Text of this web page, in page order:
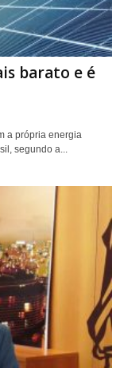
barato e é
a própria energia
segundo a...